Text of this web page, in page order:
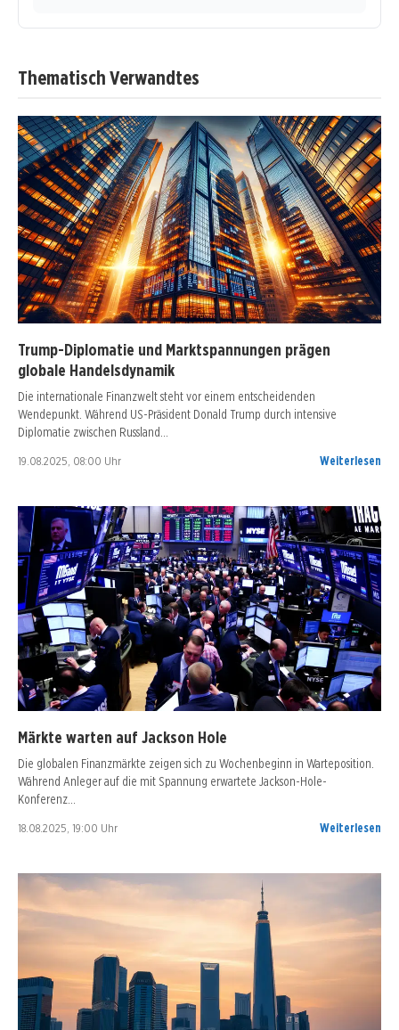
Thematisch Verwandtes
Trump-Diplomatie und Marktspannungen prägen
globale Handelsdynamik
Die internationale Finanzwelt steht vor einem entscheidenden
Wendepunkt. Während US-Präsident Donald Trump durch intensive
Diplomatie zwischen Russland…
19.08.2025, 08:00 Uhr Weiterlesen
Märkte warten auf Jackson Hole
Die globalen Finanzmärkte zeigen sich zu Wochenbeginn in Warteposition.
Während Anleger auf die mit Spannung erwartete Jackson-Hole-
Konferenz…
18.08.2025, 19:00 Uhr Weiterlesen